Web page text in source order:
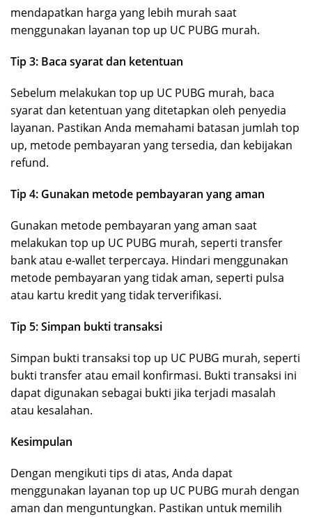
mendapatkan harga yang lebih murah saat
menggunakan layanan top up UC PUBG murah.
Tip 3: Baca syarat dan ketentuan
Sebelum melakukan top up UC PUBG murah, baca
syarat dan ketentuan yang ditetapkan oleh penyedia
layanan. Pastikan Anda memahami batasan jumlah top
up, metode pembayaran yang tersedia, dan kebijakan
refund.
Tip 4: Gunakan metode pembayaran yang aman
Gunakan metode pembayaran yang aman saat
melakukan top up UC PUBG murah, seperti transfer
bank atau e-wallet terpercaya. Hindari menggunakan
metode pembayaran yang tidak aman, seperti pulsa
atau kartu kredit yang tidak terverifikasi.
Tip 5: Simpan bukti transaksi
Simpan bukti transaksi top up UC PUBG murah, seperti
bukti transfer atau email konfirmasi. Bukti transaksi ini
dapat digunakan sebagai bukti jika terjadi masalah
atau kesalahan.
Kesimpulan
Dengan mengikuti tips di atas, Anda dapat
menggunakan layanan top up UC PUBG murah dengan
aman dan menguntungkan. Pastikan untuk memilih